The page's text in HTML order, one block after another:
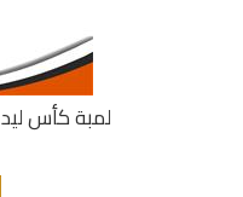
لمبة كأس ليد 5 وات أصفر بالدواية